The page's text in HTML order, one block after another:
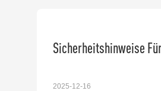
Sicherheitshinweise
2025-12-16